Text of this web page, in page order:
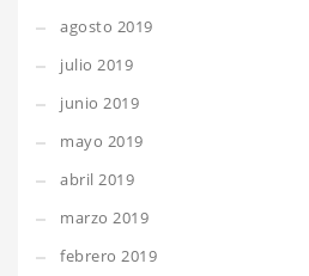
agosto 2019
julio 2019
junio 2019
mayo 2019
abril 2019
marzo 2019
febrero 2019